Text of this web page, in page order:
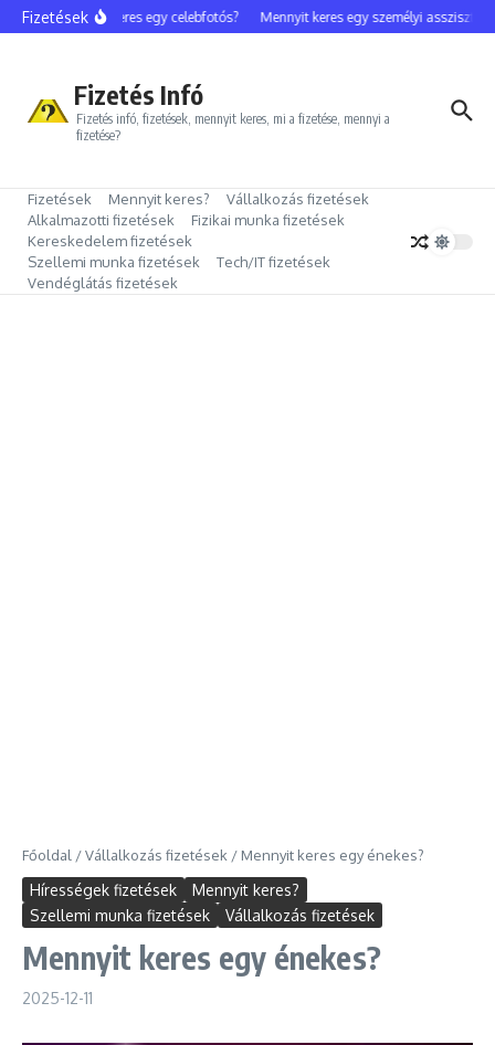
Ugrás a tartalomhoz
Fizetések
Mennyit keres egy celebfotós? Mennyit keres egy személyi asszisztens?
Fizetés Infó
Fizetés infó, fizetések, mennyit keres, mi a fizetése, mennyi a
fizetése?
Fizetések Mennyit keres?
Vállalkozás fizetések
Alkalmazotti fizetések
Fizikai munka fizetések
Kereskedelem fizetések
Szellemi munka fizetések
Tech/IT fizetések
Vendéglátás fizetések
Főoldal /Vállalkozás fizetések / Mennyit keres egy énekes?
Hírességek fizetések
Mennyit keres?
Szellemi munka fizetések
Vállalkozás fizetések
Mennyit keres egy énekes?
2025-12-11